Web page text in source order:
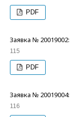
PDF
Заявка №
115
PDF
Заявка №
116